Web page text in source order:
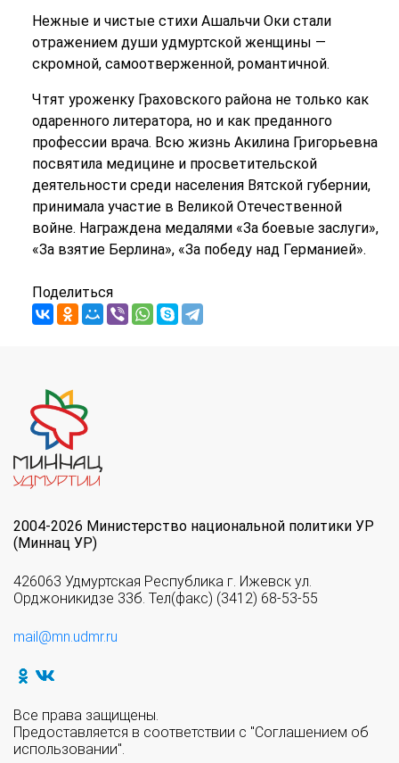
Нежные и чистые стихи Ашальчи Оки стали
отражением души удмуртской женщины —
скромной, самоотверженной, романтичной.
Чтят уроженку Граховского района не только как
одаренного литератора, но и как преданного
профессии врача. Всю жизнь Акилина Григорьевна
посвятила медицине и просветительской
деятельности среди населения Вятской губернии,
принимала участие в Великой Отечественной
войне. Награждена медалями «За боевые заслуги»,
«За взятие Берлина», «За победу над Германией».
Поделиться
2004-2026 Министерство национальной политики УР
(Миннац УР)
426063 Удмуртская Республика г. Ижевск ул.
Орджоникидзе 33б. Тел(факс) (3412) 68-53-55
mail@mn.udmr.ru
Все права защищены.
Предоставляется в соответствии с "Соглашением об
использовании".